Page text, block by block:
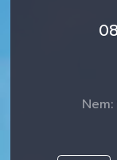
Nem: